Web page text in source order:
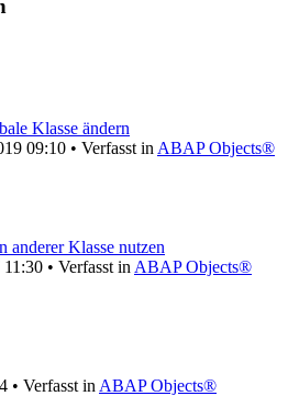
Klasse ändern
09:10 • Verfasst in ABAP Objects®
anderer Klasse nutzen
• Verfasst in ABAP Objects®
• Verfasst in ABAP Objects®